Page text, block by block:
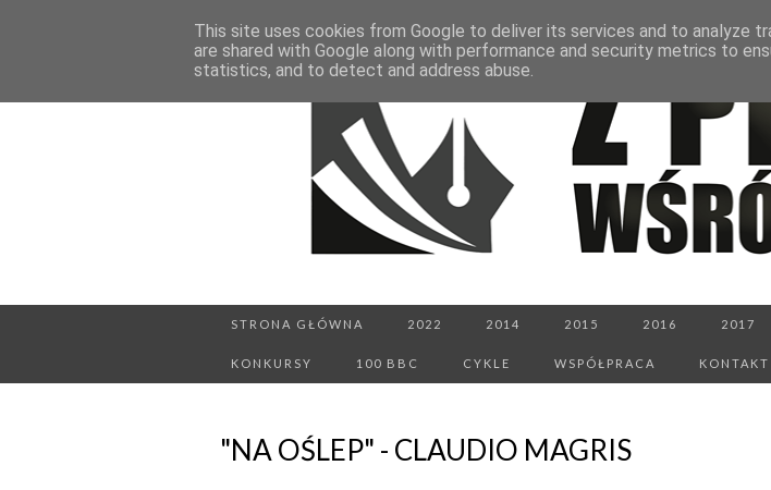
STRONA GŁÓWNA 2022 2014 2015 2016 2017
KONKURSY 100 BBC CYKLE WSPÓŁPRACA KONTAKT
"NA OŚLEP" - CLAUDIO MAGRIS
This site uses cookies from Google to deliver its services and to analyze
are shared with Google along with performance and security metrics to
statistics, and to detect and address abuse.